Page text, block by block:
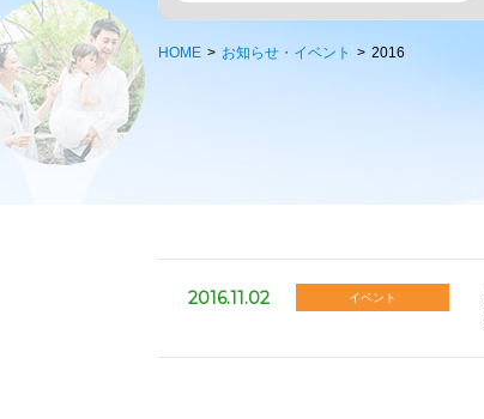
HOME お知らせ・イベント 2016
2016.11.02 イベント